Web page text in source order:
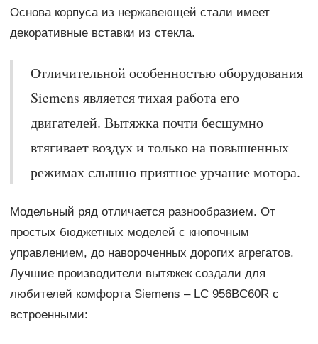
Основа корпуса из нержавеющей стали имеет
декоративные вставки из стекла.
Отличительной особенностью оборудования
Siemens является тихая работа его
двигателей. Вытяжка почти бесшумно
втягивает воздух и только на повышенных
режимах слышно приятное урчание мотора.
Модельный ряд отличается разнообразием. От
простых бюджетных моделей с кнопочным
управлением, до навороченных дорогих агрегатов.
Лучшие производители вытяжек создали для
любителей комфорта Siemens – LC 956BC60R с
встроенными: